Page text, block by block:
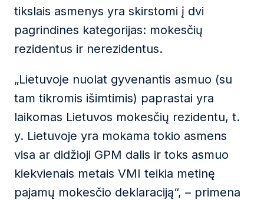
tikslais asmenys yra skirstomi į dvi
pagrindines kategorijas: mokesčių
rezidentus ir nerezidentus.
„Lietuvoje nuolat gyvenantis asmuo (su
tam tikromis išimtimis) paprastai yra
laikomas Lietuvos mokesčių rezidentu, t.
y. Lietuvoje yra mokama tokio asmens
visa ar didžioji GPM dalis ir toks asmuo
kiekvienais metais VMI teikia metinę
pajamų mokesčio deklaraciją“, – primena